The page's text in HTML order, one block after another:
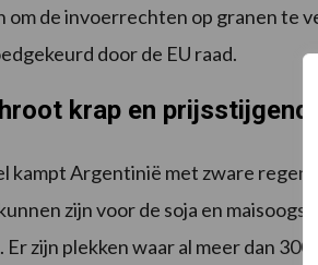
om de invoerrechten op granen te
door de EU raad.
krap en prijsstijgend
kampt Argentinië met zware
zijn voor de soja en
zijn plekken waar al meer dan